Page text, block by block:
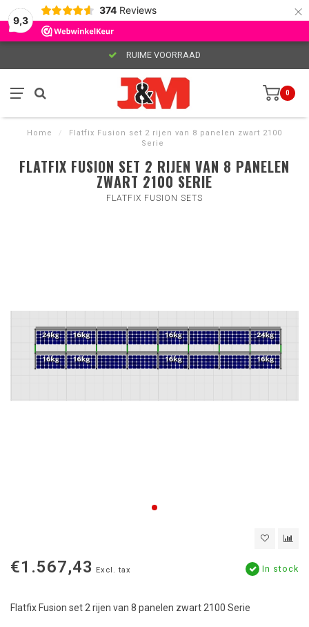
9,3
374 Reviews ×
RUIME VOORRAAD
0
Home /
Flatfix Fusion set 2 rijen van 8 panelen zwart 2100
Serie
FLATFIX FUSION SET 2 RIJEN VAN 8 PANELEN
ZWART 2100 SERIE
FLATFIX FUSION SETS
€1.567,43 Excl. tax In stock
Flatfix Fusion set 2 rijen van 8 panelen zwart 2100 Serie